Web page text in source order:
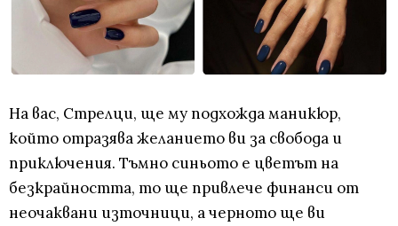
На вас, Стрелци, ще му подхожда маникюр,
който отразява желанието ви за свобода и
приключения. Тъмно синьото е цветът на
безкрайността, то ще привлече финанси от
неочаквани източници, а черното ще ви